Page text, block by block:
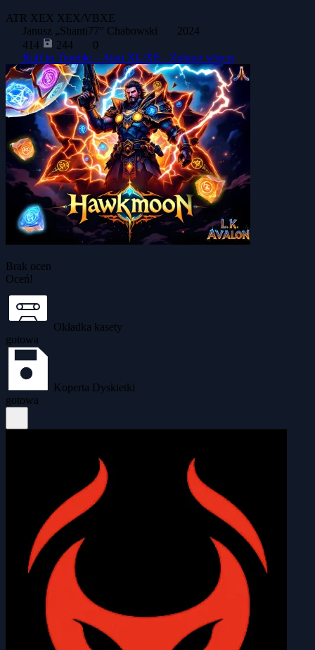
ATR XEX XEX/VBXE
Janusz „Shanti77” Chabowski
2024
414
244
0
Ruff in Trouble – Atari XL/XE - Zobacz więcej
Brak ocen
Oceń!
Okładka kasety
gotowa
Koperta Dyskietki
gotowa